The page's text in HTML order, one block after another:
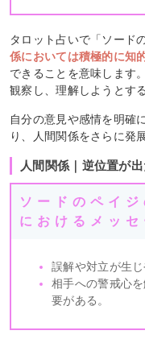
タロット占いで「ソード
係においては積極的に知
できることを意味します
観察し、理解しようとす
自分の意見や感情を明確
り、人間関係をさらに発
人間関係｜逆位置が
ソードのペイ
におけるメッセ
誤解や対立が生
相手への警戒心
要がある。